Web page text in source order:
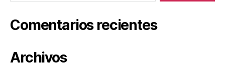
Comentarios recientes
Archivos